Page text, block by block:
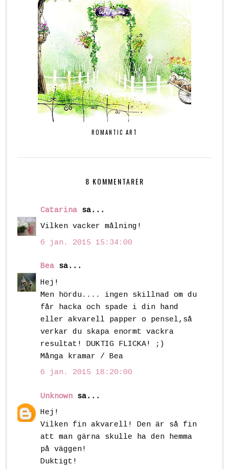
ROMANTIC ART
8 KOMMENTARER
Catarina sa...
Vilken vacker målning!
6 jan. 2015 15:34:00
Bea sa...
Hej!
Men hördu.... ingen skillnad om du
får hacka och spade i din hand
eller akvarell papper o pensel,så
verkar du skapa enormt vackra
resultat! DUKTIG FLICKA! ;)
Många kramar / Bea
6 jan. 2015 18:20:00
Unknown sa...
Hej!
Vilken fin akvarell! Den är så fin
att man gärna skulle ha den hemma
på väggen!
Duktigt!